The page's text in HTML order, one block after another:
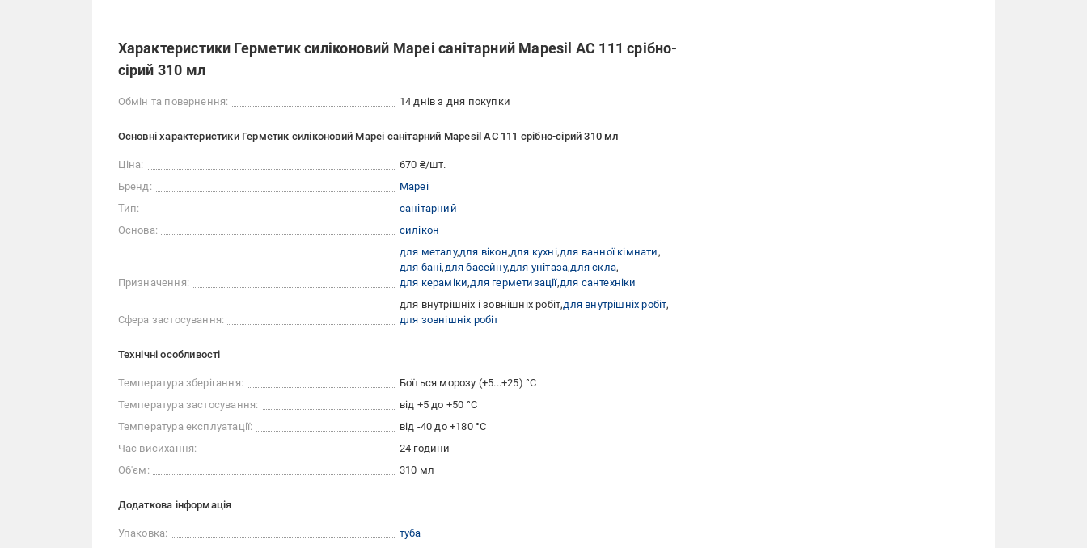
Характеристики Герметик силіконовий Mapei санітарний Mapesil AC 111 срібно-
сірий 310 мл
Обмін та повернення: 14 днів з дня покупки
Основні характеристики Герметик силіконовий Mapei санітарний Mapesil AC 111 срібно-сірий 310 мл
Ціна:
670 ₴/шт.
Бренд:
Mapei
Тип:
санітарний
Основа:
силікон
Призначення:
для металу для вікон для кухні для ванної кімнати
для бані для басейну для унітаза для скла
для кераміки для герметизації для сантехніки
Сфера застосування:
для внутрішніх і зовнішніх робіт для внутрішніх робіт
для зовнішніх робіт
Технічні особливості
Температура зберігання:
Боїться морозу (+5...+25) °C
Температура застосування:
від +5 до +50 °С
Температура експлуатації:
від -40 до +180 °C
Час висихання:
24 години
Об'єм:
310 мл
Додаткова інформація
Упаковка:
туба